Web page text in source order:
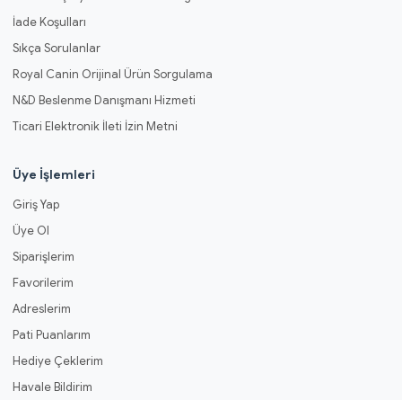
İade Koşulları
Sıkça Sorulanlar
Royal Canin Orijinal Ürün Sorgulama
N&D Beslenme Danışmanı Hizmeti
Ticari Elektronik İleti İzin Metni
Üye İşlemleri
Giriş Yap
Üye Ol
Siparişlerim
Favorilerim
Adreslerim
Pati Puanlarım
Hediye Çeklerim
Havale Bildirim